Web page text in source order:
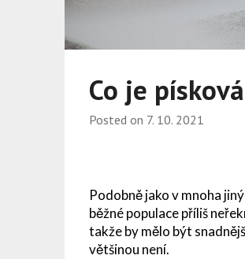
Co je
Posted on 7. 10. 2021
Podobně jako v mnoha
běžné populace příliš
takže by mělo být
většinou není.